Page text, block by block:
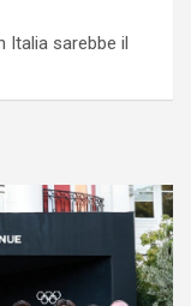
Italia sarebbe il